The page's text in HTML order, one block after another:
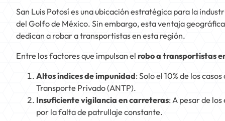
San Luis Potosí es una ubicación estratégica para la
del Golfo de México. Sin embargo, esta ventaja
dedican a robar a transportistas en esta región.
Entre los factores que impulsan el robo a transportistas
Altos índices de impunidad: Solo el 10% de los
Transporte Privado (ANTP).
Insuficiente vigilancia en carreteras: A pesar de
por la falta de patrullaje constante.